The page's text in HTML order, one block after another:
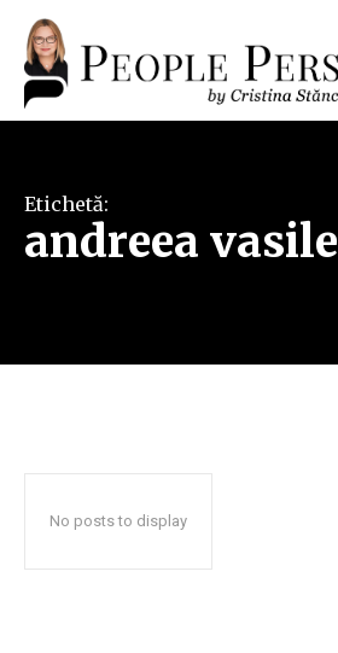
Etichetă:
andreea vasile
No posts to display